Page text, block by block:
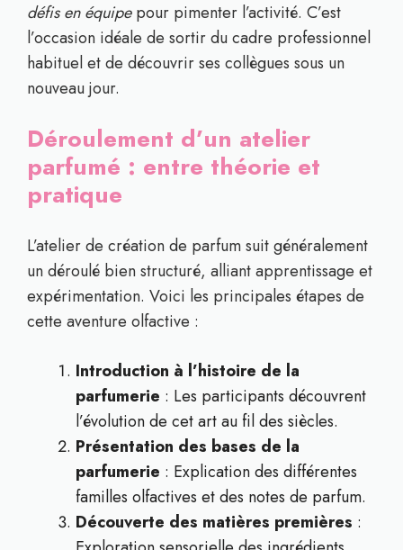
défis en équipepour pimenter l’activité. C’est
l’occasion idéale de sortir du cadre professionnel
habituel et de découvrir ses collègues sous un
nouveau jour.
Déroulement d’un atelier
parfumé : entre théorie et
pratique
L’atelier de création de parfum suit généralement
un déroulé bien structuré, alliant apprentissage et
expérimentation. Voici les principales étapes de
cette aventure olfactive :
Introduction à l’histoire de la
parfumerie : Les participants découvrent
l’évolution de cet art au fil des siècles.
Présentation des bases de la
parfumerie : Explication des différentes
familles olfactives et des notes de parfum.
Découverte des matières premières :